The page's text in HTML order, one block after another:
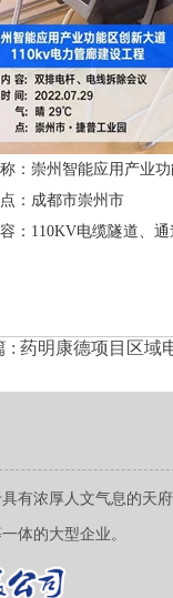
：崇州智能应用产业
：成都市崇州市
：110KV电缆隧道、
: 药明康德项目区域
有浓厚人文气息的天
体的大型企业。